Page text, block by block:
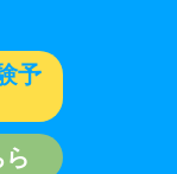
予